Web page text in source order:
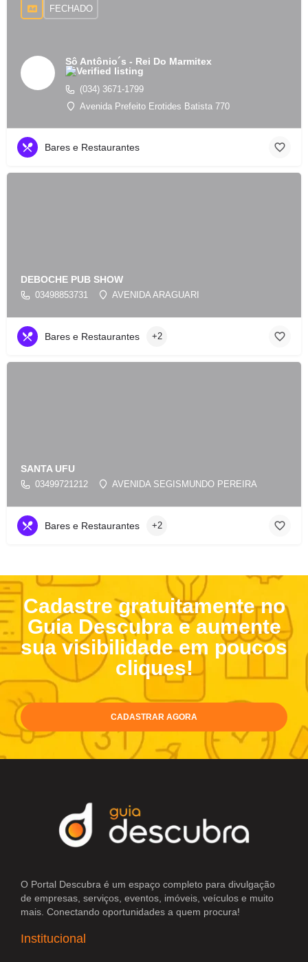
Sô Antônio´s - Rei Do Marmitex
(034) 3671-1799
Avenida Prefeito Erotides Batista 770
FECHADO
Bares e Restaurantes
DEBOCHE PUB SHOW
03498853731 AVENIDA ARAGUARI
Bares e Restaurantes +2
SANTA UFU
03499721212 AVENIDA SEGISMUNDO PEREIRA
Bares e Restaurantes +2
Cadastre gratuitamente no
Guia Descubra e aumente
sua visibilidade em poucos
cliques!
CADASTRAR AGORA
O Portal Descubra é um espaço completo para divulgação
de empresas, serviços, eventos, imóveis, veículos e muito
mais. Conectando oportunidades a quem procura!
Institucional